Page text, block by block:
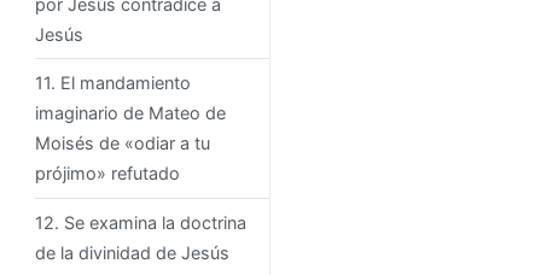
por Jesús contradice a
Jesús
11. El mandamiento
imaginario de Mateo de
Moisés de «odiar a tu
prójimo» refutado
12. Se examina la doctrina
de la divinidad de Jesús